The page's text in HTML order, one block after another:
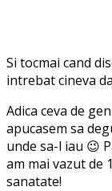
Si tocmai cand
intrebat cineva
Adica ceva de
apucasem sa
unde sa-l iau 😉
am mai vazut de
sanatate!